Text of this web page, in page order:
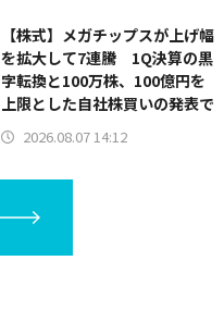
【株式】メガチップスが上げ幅
を拡大して7連騰 1Q決算の黒
字転換と100万株、100億円を
上限とした自社株買いの発表で
2026.08.07 14:12